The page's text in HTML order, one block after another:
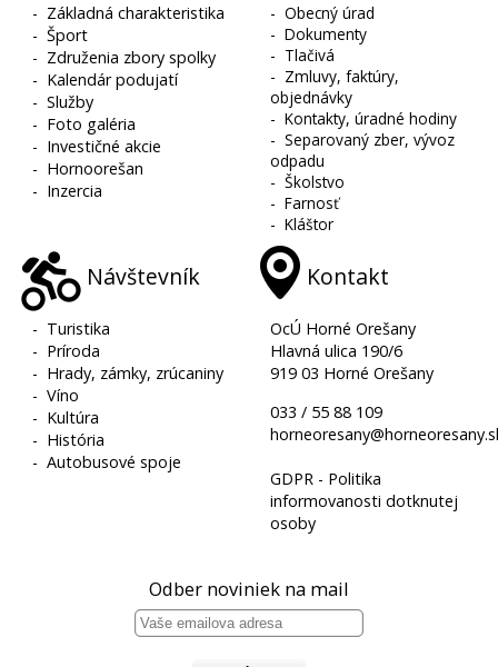
- Základná charakteristika
-Šport
- Združenia zbory spolky
- Kalendár podujatí
-Služby
- Foto galéria
- Investičné akcie
- Hornoorešan
- Inzercia
-Obecný úrad
-Dokumenty
- Tlačivá
- Zmluvy, faktúry,
objednávky
-Kontakty, úradné hodiny
-Separovaný zber, vývoz
odpadu
-Školstvo
-Farnosť
-Kláštor
Návštevník
- Turistika
- Príroda
- Hrady, zámky, zrúcaniny
-Víno
- Kultúra
- História
-Autobusové spoje
Kontakt
OcÚ Horné Orešany
Hlavná ulica 190/6
919 03 Horné Orešany
033 / 55 88 109
GDPR - Politika
informovanosti dotknutej
osoby
Odber noviniek na mail